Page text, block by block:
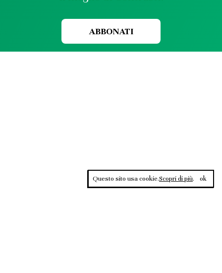
ABBONATI
Questo sito usa cookie.Scopri di più. ok